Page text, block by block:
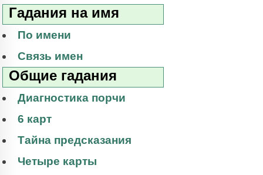
Гадания на имя
По имени
Связь имен
Общие гадания
Диагностика порчи
6 карт
Тайна предсказания
Четыре карты